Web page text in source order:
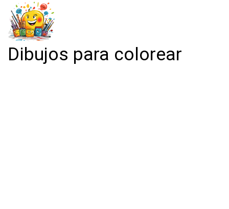
Dibujos para colorear